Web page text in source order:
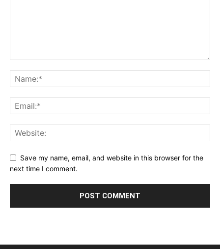
Save my name, email, and website in this browser for the
next time I comment.